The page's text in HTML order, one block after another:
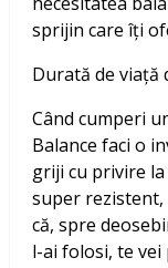
sprijin care îți
Durată de viață
Când cumperi
Balance faci o
griji cu privire
super
că, spre
l-ai folosi, te